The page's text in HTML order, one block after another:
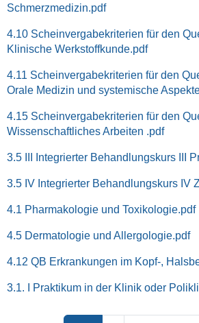
Schmerzmedizin.pdf
4.10 Scheinvergabekriterien für den
Klinische Werkstoffkunde.pdf
4.11 Scheinvergabekriterien für den
Orale Medizin und systemische
4.15 Scheinvergabekriterien für den
Wissenschaftliches Arbeiten .pdf
3.5 III Integrierter Behandlungskurs III
3.5 IV Integrierter Behandlungskurs IV
4.1 Pharmakologie und Toxikologie.pdf
4.5 Dermatologie und Allergologie.pdf
4.12 QB Erkrankungen im Kopf-,
3.1. I Praktikum in der Klinik oder